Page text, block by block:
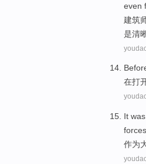
even
建筑
是清
在打
It was
作为